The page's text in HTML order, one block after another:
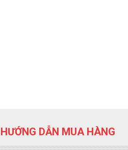
HƯỚNG DẪN MUA HÀNG